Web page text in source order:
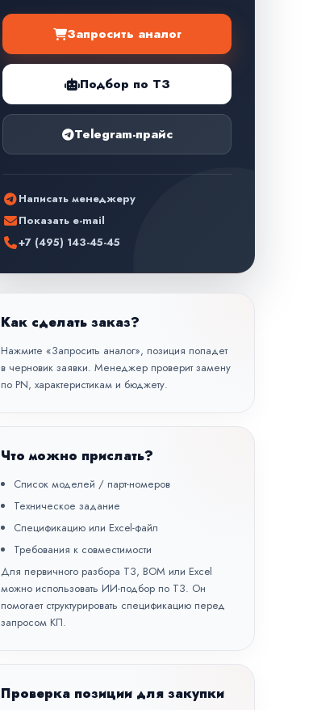
Запросить аналог
Подбор по ТЗ
Telegram-прайс
Написать менеджеру
Показать e-mail
+7 (495) 143-45-45
Как сделать заказ?
Нажмите «Запросить аналог», позиция попадет
в черновик заявки. Менеджер проверит замену
по PN, характеристикам и бюджету.
Что можно прислать?
Список моделей / парт-номеров
Техническое задание
Спецификацию или Excel-файл
Требования к совместимости
Для первичного разбора ТЗ, BOM или Excel
можно использовать ИИ-подбор по ТЗ. Он
помогает структурировать спецификацию перед
запросом КП.
Проверка позиции для закупки